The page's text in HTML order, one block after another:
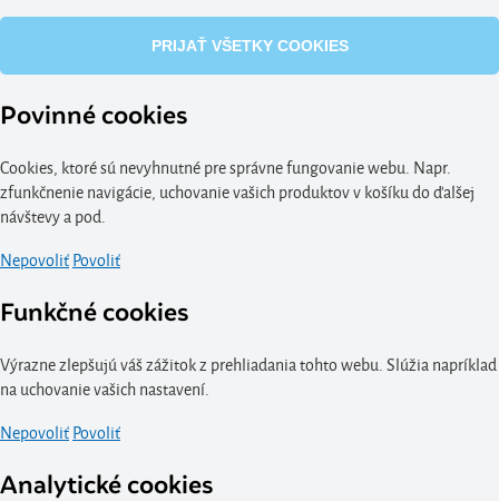
PRIJAŤ VŠETKY COOKIES
Povinné cookies
Cookies, ktoré sú nevyhnutné pre správne fungovanie webu. Napr.
zfunkčnenie navigácie, uchovanie vašich produktov v košíku do ďalšej
návštevy a pod.
NepovoliťPovoliť
Funkčné cookies
Výrazne zlepšujú váš zážitok z prehliadania tohto webu. Slúžia napríklad
na uchovanie vašich nastavení.
NepovoliťPovoliť
Analytické cookies